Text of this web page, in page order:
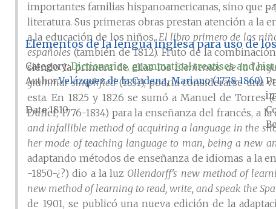
importantes familias hispanoamericanas, sino que
literatura. Sus primeras obras prestan atención a la
a la educación de los niños,El libro primero de los
españoles (también de 1812). Fruto de la
siendo la primera de ellas losElementos de la
grammar simplified(1831), podría considerarse una
esta. En 1825 y 1826 se sumó a Manuel de Torres
Dufief, 1776-1834) para la enseñanza del francés, a
and infallible method of acquiring a language in the
her mode of teaching language to man, being a new
adaptando métodos de enseñanza de idiomas a la
-1850-¿?) dio a la luz Ollendorff's new method of
new method of learning to read, write, and speak the
de 1901, se publicó una nueva edición de la
-
Elementos de la lengua inglesa para uso de
Category:Dictionaries, grammatical treatises and
AuthorVelázquez de la Cadena, Mariano (1778-1860)
Date1810